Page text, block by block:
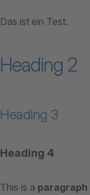
Das ist ein Test.
Heading 2
Heading 3
Heading 4
This is a paragraph